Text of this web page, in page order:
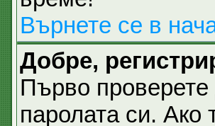
Върнете се в
Добре,
Първо
паролата си. Ако